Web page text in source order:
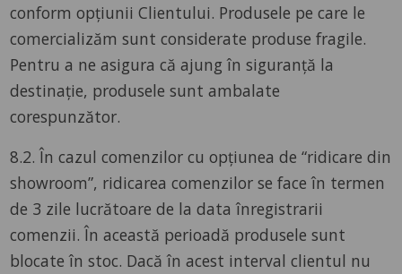
conform opțiunii Clientului. Produsele pe care le
comercializăm sunt considerate produse fragile.
Pentru a ne asigura că ajung în siguranţă la
destinaţie, produsele sunt ambalate
corespunzător.
8.2. În cazul comenzilor cu opțiunea de “ridicare din
showroom”, ridicarea comenzilor se face în termen
de 3 zile lucrătoare de la data înregistrarii
comenzii. În această perioadă produsele sunt
blocate în stoc. Dacă în acest interval clientul nu